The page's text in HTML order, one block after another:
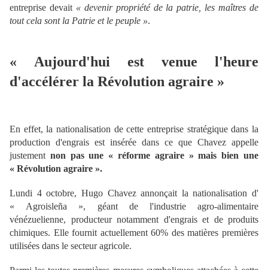
entreprise devait « devenir propriété de la patrie, les maîtres de
tout cela sont la Patrie et le peuple ».
« Aujourd'hui est venue l'heure
d'accélérer la Révolution agraire »
En effet, la nationalisation de cette entreprise stratégique dans la
production d'engrais est insérée dans ce que Chavez appelle
justement non pas une « réforme agraire » mais bien une
« Révolution agraire ».
Lundi 4 octobre, Hugo Chavez annonçait la nationalisation d'
« Agroisleña », géant de l'industrie agro-alimentaire
vénézuelienne, producteur notamment d'engrais et de produits
chimiques. Elle fournit actuellement 60% des matières premières
utilisées dans le secteur agricole.